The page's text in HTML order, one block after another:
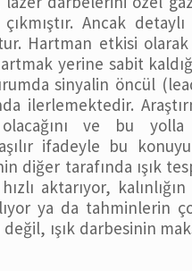
Ancak
Hartman etkisi
yerine sabit
sinyalin öncül
ilerlemektedir.
ve bu
ifadeyle bu
diğer tarafında ışık
aktarıyor,
ya da tahminlerin
değil, ışık darbesinin